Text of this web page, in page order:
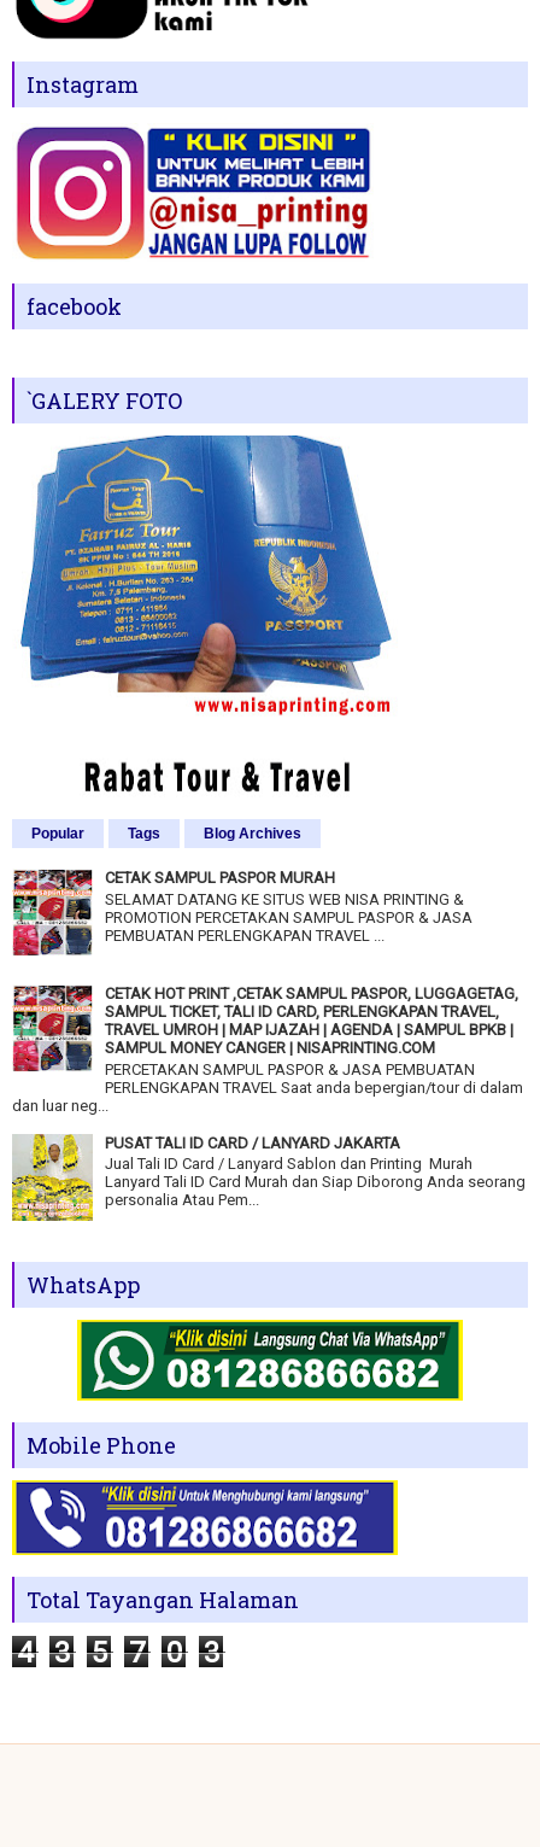
Instagram
facebook
`GALERY FOTO
Popular Tags Blog Archives
CETAK SAMPUL PASPOR MURAH
SELAMAT DATANG KE SITUS WEB NISA PRINTING &
PROMOTION PERCETAKAN SAMPUL PASPOR & JASA
PEMBUATAN PERLENGKAPAN TRAVEL ...
CETAK HOT PRINT ,CETAK SAMPUL PASPOR, LUGGAGETAG,
SAMPUL TICKET, TALI ID CARD, PERLENGKAPAN TRAVEL,
TRAVEL UMROH | MAP IJAZAH | AGENDA | SAMPUL BPKB |
SAMPUL MONEY CANGER | NISAPRINTING.COM
PERCETAKAN SAMPUL PASPOR & JASA PEMBUATAN
PERLENGKAPAN TRAVEL Saat anda bepergian/tour di dalam
dan luar neg...
PUSAT TALI ID CARD / LANYARD JAKARTA
Jual Tali ID Card / Lanyard Sablon dan Printing Murah
Lanyard Tali ID Card Murah dan Siap Diborong Anda seorang
personalia Atau Pem...
WhatsApp
Mobile Phone
Total Tayangan Halaman
4 3 5 7 0 3